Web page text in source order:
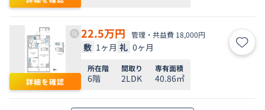
詳細を確認
22.5万円 管理・共益費 18,000円
敷 1ヶ月 礼 0ヶ月 お気
所在階
6階
間取り
2LDK
専有面積
40.86㎡